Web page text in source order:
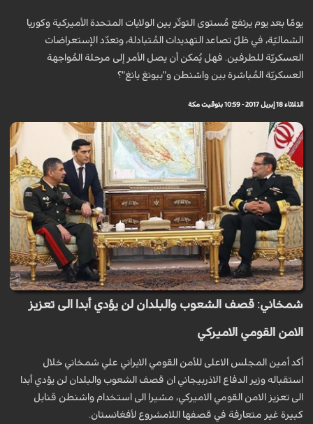
يومًا بعد يوم يرتفع مُستوى التوتّر بين الولايات المتحدة الأميركية وكوريا
الشماليّة، في ظلّ تصاعد التهديدات المُتبادلة، وتعدّد الإستعراضات
العسكريّة للطرفين. فهل يُمكن أن يصل الأمر إلى مرحلة المُواجهة
العسكريّة المُباشرة بين واشنطن و"بيونغ يانغ"؟
الثلاثاء 18 إبريل 2017 - 10:59 بتوقيت مكة
شمخاني: قصف الشعوب والبلدان لن يؤدي أبدا الى تعزيز
الامن القومي الاميركي
أكد أمين المجلس الاعلى للأمن القومي الايراني علي شمخاني خلال
استقباله وزير الدفاع الاذربيجاني ان قصف الشعوب والبلدان لن يؤدي أبدا
الى تعزيز الامن القومي الاميركي، مشيرا الى استخدام واشنطن قنابل
كبيرة غير متعارفة في قصفها اللامشروع لأفغانستان.